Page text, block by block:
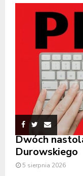
Dwóch
Durowskiego
5 sierpnia 2026